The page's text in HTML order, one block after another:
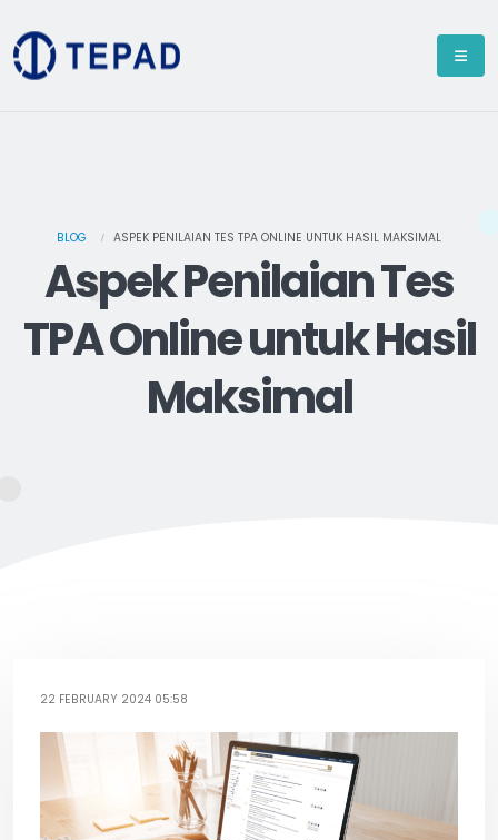
BLOG ASPEK PENILAIAN TES TPA ONLINE UNTUK HASIL MAKSIMAL
Aspek Penilaian Tes
TPA Online untuk Hasil
Maksimal
22 FEBRUARY 2024 05:58